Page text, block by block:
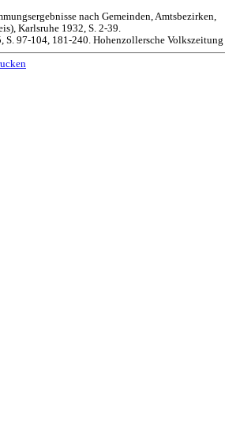
nach Gemeinden, Amtsbezirken,
Karlsruhe 1932, S. 2-39.
97-104, 181-240. Hohenzollersche